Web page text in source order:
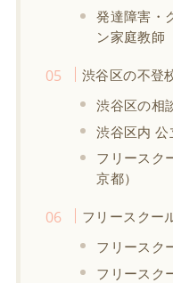
発達障害・
ン家庭教師
渋谷区の不登
渋谷区の相
渋谷区内 公
フリースク
京都）
フリースクー
フリースク
フリースク